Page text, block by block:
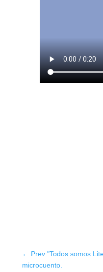
← Prev:"Todos somos
microcuento.